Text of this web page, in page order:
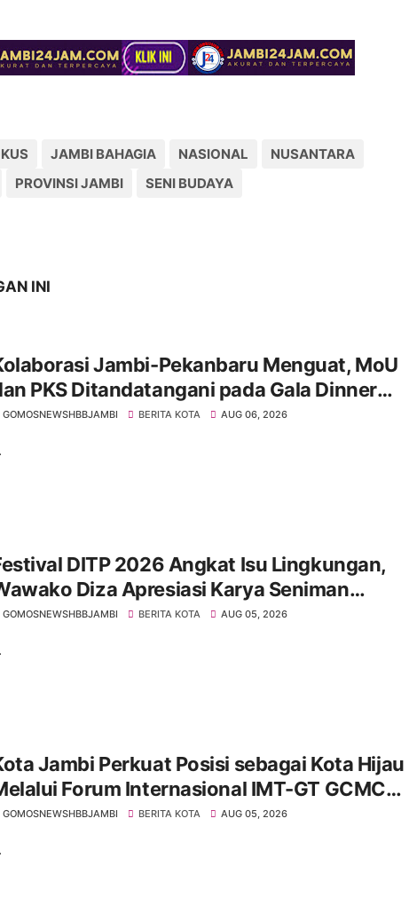
JAMBI BAHAGIA NASIONAL
NUSANTARA
PROVINSI JAMBI SENI BUDAYA
INI
Jambi-Pekanbaru Menguat, MoU
PKS Ditandatangani pada Gala Dinner
IMT-GT ke-9 Tahun 2026
GOMOSNEWSHBBJAMBI BERITA KOTA AUG 06, 2026
DITP 2026 Angkat Isu Lingkungan,
Diza Apresiasi Karya Seniman
GOMOSNEWSHBBJAMBI BERITA KOTA AUG 05, 2026
Jambi Perkuat Posisi sebagai Kota Hijau
Forum Internasional IMT-GT GCMC
GOMOSNEWSHBBJAMBI BERITA KOTA AUG 05, 2026